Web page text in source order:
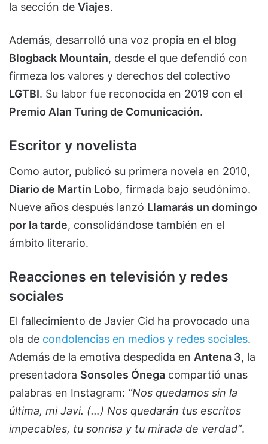
la sección de Viajes.
Además, desarrolló una voz propia en el blog
Blogback Mountain, desde el que defendió con
firmeza los valores y derechos del colectivo
LGTBI. Su labor fue reconocida en 2019 con el
Premio Alan Turing de Comunicación.
Escritor y novelista
Como autor, publicó su primera novela en 2010,
Diario de Martín Lobo, firmada bajo seudónimo.
Nueve años después lanzó Llamarás un domingo
por la tarde, consolidándose también en el
ámbito literario.
Reacciones en televisión y redes
sociales
El fallecimiento de Javier Cid ha provocado una
ola de condolencias en medios y redes sociales.
Además de la emotiva despedida en Antena 3, la
presentadora Sonsoles Ónega compartió unas
palabras en Instagram: “Nos quedamos sin la
última, mi Javi. (…) Nos quedarán tus escritos
impecables, tu sonrisa y tu mirada de verdad”.